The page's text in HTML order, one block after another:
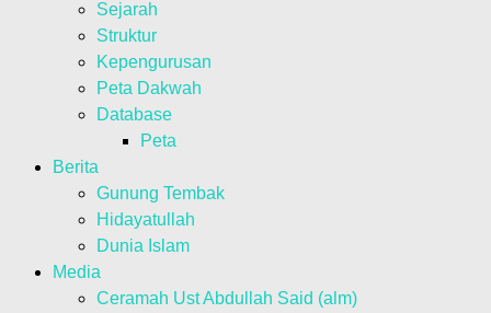
Sejarah
Struktur
Kepengurusan
Peta Dakwah
Database
Peta
Berita
Gunung Tembak
Hidayatullah
Dunia Islam
Media
Ceramah Ust Abdullah Said (alm)